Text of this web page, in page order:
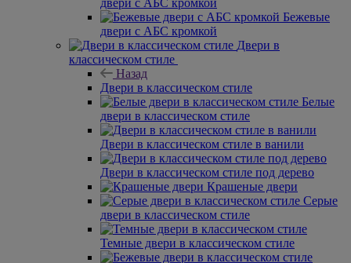
двери с АБС кромкой
Бежевые
двери с АБС кромкой
Двери в
классическом стиле
Назад
Двери в классическом стиле
Белые
двери в классическом стиле
Двери в классическом стиле в ванили
Двери в классическом стиле под дерево
Крашеные двери
Серые
двери в классическом стиле
Темные двери в классическом стиле